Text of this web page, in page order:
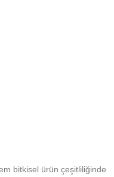
bitkisel ürün çeşitliliğinde